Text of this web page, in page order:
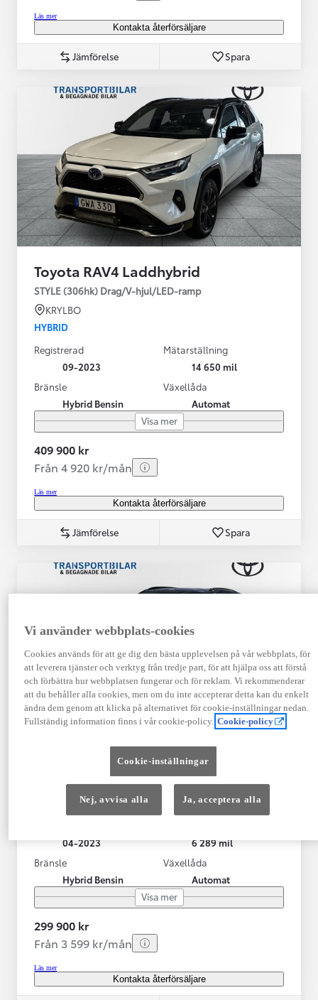
Läs mer
Kontakta återförsäljare
Jämförelse Spara
Toyota RAV4 Laddhybrid
STYLE (306hk) Drag/V-hjul/LED-ramp
KRYLBO
HYBRID
Registrerad
09-2023
Mätarställning
14 650 mil
Bränsle
Hybrid Bensin
Växellåda
Automat
Visa mer
409 900 kr
Från 4 920 kr/mån
Läs mer
Kontakta återförsäljare
Jämförelse Spara
Toyota Yaris Cross
Toyota Yaris Cross 1,5 Hybrid Adventure Drag V-Hjul
KRYLBO
04-2023
6 289 mil
Bränsle
Hybrid Bensin
Växellåda
Automat
Visa mer
299 900 kr
Från 3 599 kr/mån
Läs mer
Kontakta återförsäljare
Vi använder webbplats-cookies
Cookies används för att ge dig den bästa upplevelsen på vår webbplats, för
att leverera tjänster och verktyg från tredje part, för att hjälpa oss att förstå
och förbättra hur webbplatsen fungerar och för reklam. Vi rekommenderar
att du behåller alla cookies, men om du inte accepterar detta kan du enkelt
ändra dem genom att klicka på alternativet för cookie-inställningar nedan.
Fullständig information finns i vår cookie-policy. Cookie-policy
Cookie-inställningar
Nej, avvisa alla Ja, acceptera alla